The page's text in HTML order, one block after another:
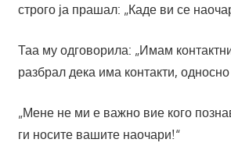
строго ја прашал: „Каде ви се
Таа му одговорила: „Имам
разбрал дека има контакти,
„Мене не ми е важно вие кого
ги носите вашите наочари!“